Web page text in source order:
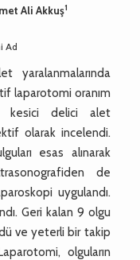
Ali Akkuş1
Ad
yaralanmalarında
laparotomi oranım
kesici delici alet
olarak incelendi.
esas alınarak
de
uygulandı.
Geri kalan 9 olgu
ve yeterli bir takip
olguların